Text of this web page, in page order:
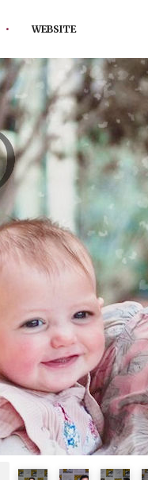
WEBSITE